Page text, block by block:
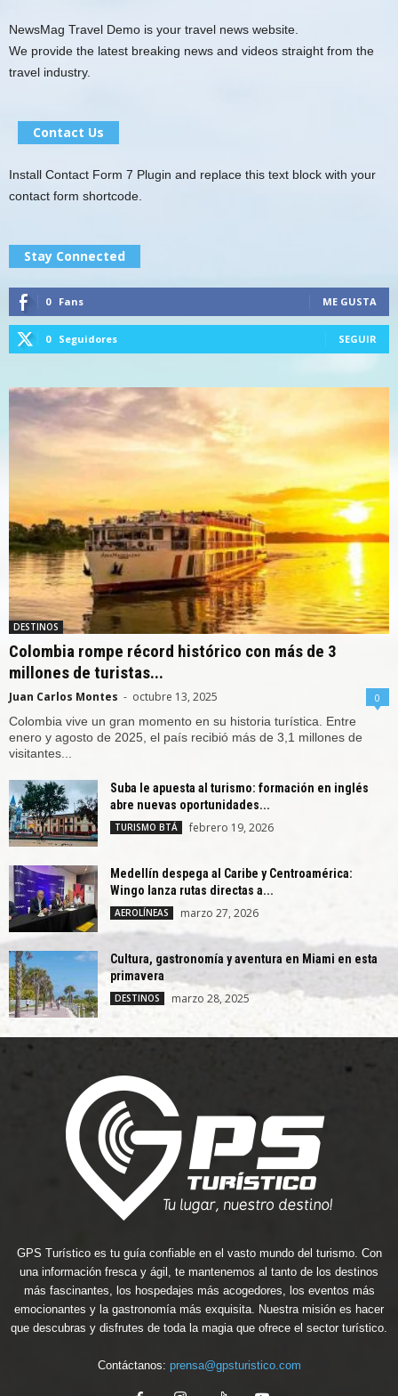
NewsMag Travel Demo is your travel news website.
We provide the latest breaking news and videos straight from the
travel industry.
Contact Us
Install Contact Form 7 Plugin and replace this text block with your
contact form shortcode.
Stay Connected
0 Fans ME GUSTA
0 Seguidores SEGUIR
DESTINOS
Colombia rompe récord histórico con más de 3
millones de turistas...
Juan Carlos Montes - octubre 13, 2025 0
Colombia vive un gran momento en su historia turística. Entre
enero y agosto de 2025, el país recibió más de 3,1 millones de
visitantes...
Suba le apuesta al turismo: formación en inglés
abre nuevas oportunidades...
TURISMO BTÁ febrero 19, 2026
Medellín despega al Caribe y Centroamérica:
Wingo lanza rutas directas a...
AEROLÍNEAS marzo 27, 2026
Cultura, gastronomía y aventura en Miami en esta
primavera
DESTINOS marzo 28, 2025
GPS Turístico es tu guía confiable en el vasto mundo del turismo. Con
una información fresca y ágil, te mantenemos al tanto de los destinos
más fascinantes, los hospedajes más acogedores, los eventos más
emocionantes y la gastronomía más exquisita. Nuestra misión es hacer
que descubras y disfrutes de toda la magia que ofrece el sector turístico.
Contáctanos: prensa@gpsturistico.com